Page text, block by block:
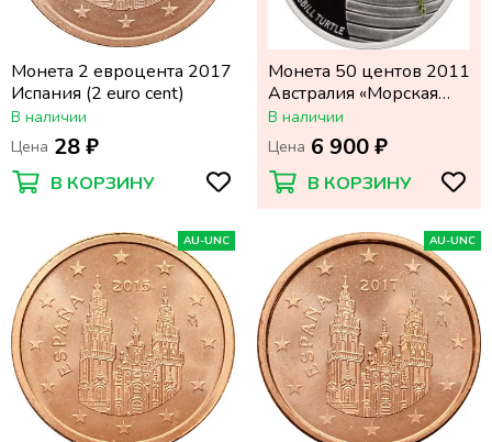
Монета 2 евроцента 2017
Испания (2 euro cent)
В наличии
Цена 28 ₽
В КОРЗИНУ
Монета 50 центов 2011
Австралия «Морская
жизнь Австралии:
Черепаха бисса»
В наличии
Цена 6 900 ₽
В КОРЗИНУ
AU-UNC AU-UNC